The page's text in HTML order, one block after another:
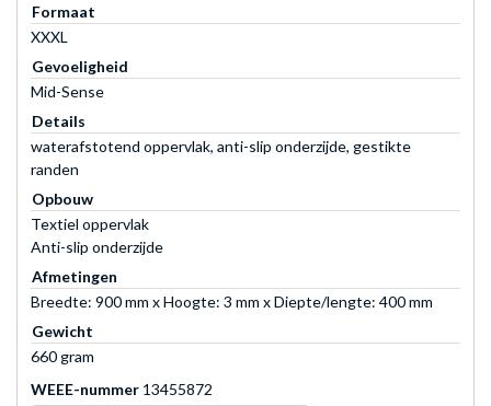
Formaat
XXXL
Gevoeligheid
Mid-Sense
Details
waterafstotend oppervlak, anti-slip onderzijde, gestikte
randen
Opbouw
Textiel oppervlak
Anti-slip onderzijde
Afmetingen
Breedte: 900 mm x Hoogte: 3 mm x Diepte/lengte: 400 mm
Gewicht
660 gram
WEEE-nummer 13455872